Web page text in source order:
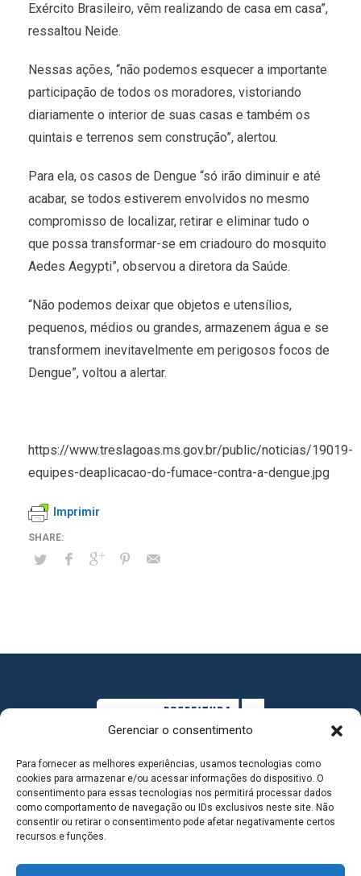
Gerenciar o consentimento
Para fornecer as melhores experiências, usamos tecnologias como
cookies para armazenar e/ou acessar informações do dispositivo. O
consentimento para essas tecnologias nos permitirá processar dados
como comportamento de navegação ou IDs exclusivos neste site. Não
consentir ou retirar o consentimento pode afetar negativamente certos
recursos e funções.
Exército Brasileiro, vêm realizando de casa em casa”,
ressaltou Neide.
Nessas ações, “não podemos esquecer a importante
participação de todos os moradores, vistoriando
diariamente o interior de suas casas e também os
quintais e terrenos sem construção”, alertou.
Para ela, os casos de Dengue “só irão diminuir e até
acabar, se todos estiverem envolvidos no mesmo
compromisso de localizar, retirar e eliminar tudo o
que possa transformar-se em criadouro do mosquito
Aedes Aegypti”, observou a diretora da Saúde.
“Não podemos deixar que objetos e utensílios,
pequenos, médios ou grandes, armazenem água e se
transformem inevitavelmente em perigosos focos de
Dengue”, voltou a alertar.
https://www.treslagoas.ms.gov.br/public/noticias/19019-
equipes-deaplicacao-do-fumace-contra-a-dengue.jpg
Imprimir
MAPA DO SITE